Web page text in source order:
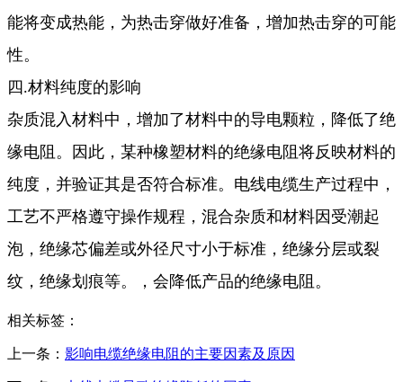
能将变成热能，为热击穿做好准备，增加热击穿的可能
性。
四.材料纯度的影响
杂质混入材料中，增加了材料中的导电颗粒，降低了绝
缘电阻。因此，某种橡塑材料的绝缘电阻将反映材料的
纯度，并验证其是否符合标准。 电线电缆生产过程中，
工艺不严格遵守操作规程，混合杂质和材料因受潮起
泡，绝缘芯偏差或外径尺寸小于标准，绝缘分层或裂
纹，绝缘划痕等。，会降低产品的绝缘电阻。
相关标签：
上一条： 影响电缆绝缘电阻的主要因素及原因